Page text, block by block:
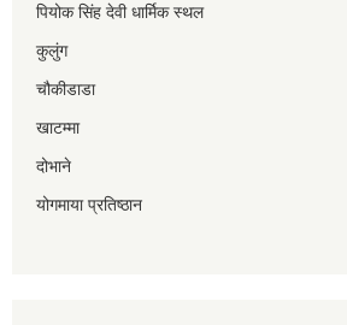
पियोक सिंह देवी धार्मिक स्थल
कुलुंग
चौकीडाडा
खाटम्मा
दोभाने
योगमाया प्रतिष्ठान